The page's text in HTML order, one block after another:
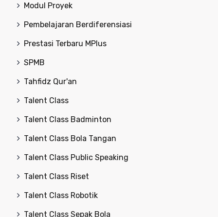
Modul Proyek
Pembelajaran Berdiferensiasi
Prestasi Terbaru MPlus
SPMB
Tahfidz Qur'an
Talent Class
Talent Class Badminton
Talent Class Bola Tangan
Talent Class Public Speaking
Talent Class Riset
Talent Class Robotik
Talent Class Sepak Bola